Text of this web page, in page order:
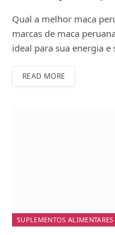
Qual a melhor maca
marcas de maca
ideal para sua energia e
READ MORE
SUPLEMENTOS ALIMENTARES